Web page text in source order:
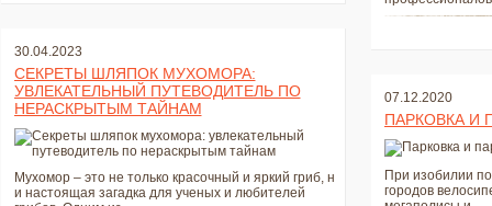
30.04.2023
СЕКРЕТЫ ШЛЯПОК МУХОМОРА:
УВЛЕКАТЕЛЬНЫЙ ПУТЕВОДИТЕЛЬ ПО
НЕРАСКРЫТЫМ ТАЙНАМ
Мухомор – это не только красочный и яркий гриб, но
и настоящая загадка для ученых и любителей
07.12.2020
ПАРКОВКА И
При изобилии
городов